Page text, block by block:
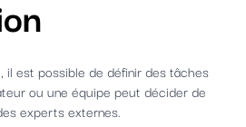
il est possible de définir des tâches
ou une équipe peut décider de
experts externes.